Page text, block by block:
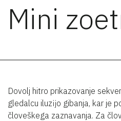
Mini
Dovolj hitro prikazovanje
gledalcu iluzĳo gibanja, kar je
človeškega zaznavanja. Za